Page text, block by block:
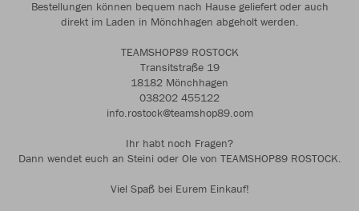
Bestellungen können bequem nach Hause geliefert oder auch
direkt im Laden in Mönchhagen abgeholt werden.
TEAMSHOP89 ROSTOCK
Transitstraße 19
18182 Mönchhagen
038202 455122
info.rostock@teamshop89.com
Ihr habt noch Fragen?
Dann wendet euch an Steini oder Ole von TEAMSHOP89 ROSTOCK.
Viel Spaß bei Eurem Einkauf!